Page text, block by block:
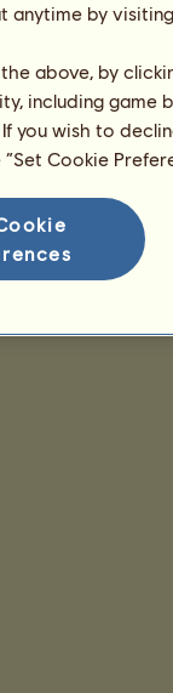
raça
anytime by
above, by
including game
you wish to
Cookie